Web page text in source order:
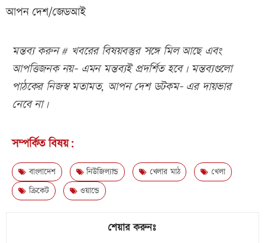
আপন দেশ/জেডআই
মন্তব্য করুন # খবরের বিষয়বস্তুর সঙ্গে মিল আছে এবং
আপত্তিজনক নয়- এমন মন্তব্যই প্রদর্শিত হবে। মন্তব্যগুলো
পাঠকের নিজস্ব মতামত, আপন দেশ ডটকম- এর দায়ভার
নেবে না।
সম্পর্কিত বিষয়:
বাংলাদেশ নিউজিল্যান্ড খেলার মাঠ
খেলা
ক্রিকেট
ওয়ান্ডে
শেয়ার করুনঃ